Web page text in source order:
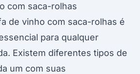
com saca-rolhas
de vinho com saca-rolhas é
para qualquer
Existem diferentes tipos de
um com suas